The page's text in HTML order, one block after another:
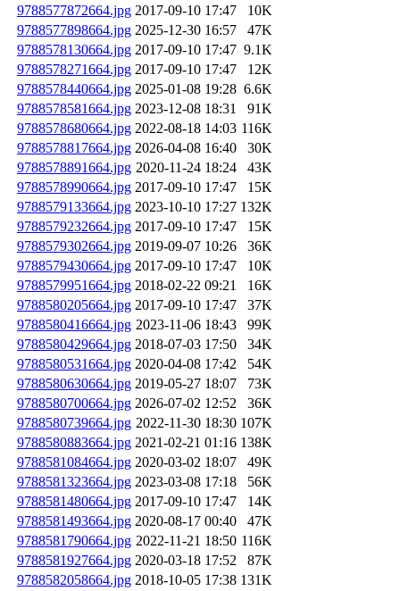
9788577872664.jpg 2017-09-10 17:47
10K
9788577898664.jpg 2025-12-30 16:57
47K
9788578130664.jpg 2017-09-10 17:47 9.1K
9788578271664.jpg 2017-09-10 17:47
12K
9788578440664.jpg 2025-01-08 19:28 6.6K
9788578581664.jpg 2023-12-08 18:31
91K
9788578680664.jpg 2022-08-18 14:03 116K
9788578817664.jpg 2026-04-08 16:40
30K
9788578891664.jpg 2020-11-24 18:24
43K
9788578990664.jpg 2017-09-10 17:47
15K
9788579133664.jpg 2023-10-10 17:27 132K
9788579232664.jpg 2017-09-10 17:47
15K
9788579302664.jpg 2019-09-07 10:26
36K
9788579430664.jpg 2017-09-10 17:47
10K
9788579951664.jpg 2018-02-22 09:21
16K
9788580205664.jpg 2017-09-10 17:47
37K
9788580416664.jpg 2023-11-06 18:43
99K
9788580429664.jpg 2018-07-03 17:50
34K
9788580531664.jpg 2020-04-08 17:42
54K
9788580630664.jpg 2019-05-27 18:07
73K
9788580700664.jpg 2026-07-02 12:52
36K
9788580739664.jpg 2022-11-30 18:30 107K
9788580883664.jpg 2021-02-21 01:16 138K
9788581084664.jpg 2020-03-02 18:07
49K
9788581323664.jpg 2023-03-08 17:18
56K
9788581480664.jpg 2017-09-10 17:47
14K
9788581493664.jpg 2020-08-17 00:40
47K
9788581790664.jpg 2022-11-21 18:50 116K
9788581927664.jpg 2020-03-18 17:52
87K
9788582058664.jpg 2018-10-05 17:38 131K